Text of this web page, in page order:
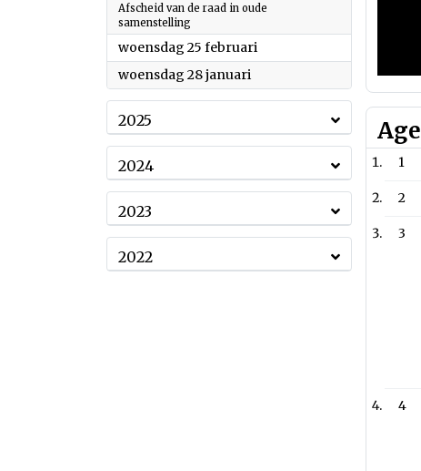
Afscheid van de raad in oude
samenstelling
woensdag 25 februari
woensdag 28 januari
2025
2024
2023
2022
1
2
3
4